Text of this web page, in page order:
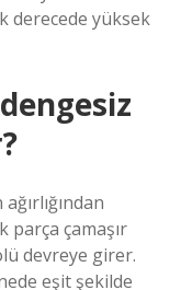
derecede yüksek
parça çamaşır
devreye girer.
eşit şekilde